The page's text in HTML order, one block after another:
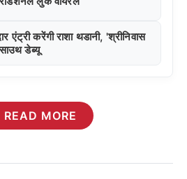
एंट्री करेंगी राशा थडानी, 'श्रीनिवास
डेब्यू
READ MORE